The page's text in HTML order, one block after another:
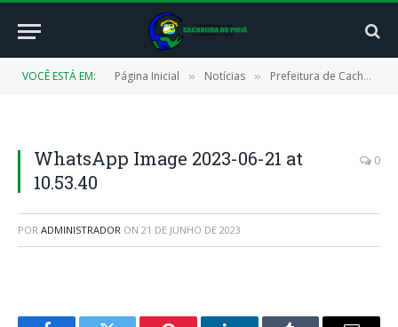
VOCÊ ESTÁ EM: Página Inicial » Notícias » Prefeitura de Cachoeira do Piriá realiza o Cine CREAS: diversão e conscientização para combater o Trabalho Infantil
WhatsApp Image 2023-06-21 at
10.53.40
0
POR ADMINISTRADOR ON 21 DE JUNHO DE 2023